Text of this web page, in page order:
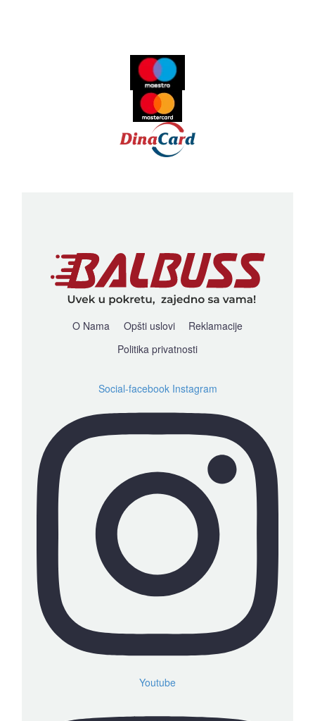
O Nama Opšti uslovi
Reklamacije
Politika privatnosti
Social-facebook Instagram
Youtube